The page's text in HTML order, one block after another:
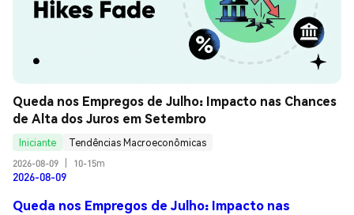
Queda nos Empregos de Julho: Impacto nas Chances
de Alta dos Juros em Setembro
Iniciante
Tendências Macroeconômicas
2026-08-09
10-15m
2026-08-09
Queda nos Empregos de Julho: Impacto nas